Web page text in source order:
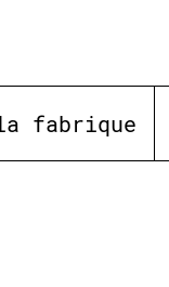
fabrique